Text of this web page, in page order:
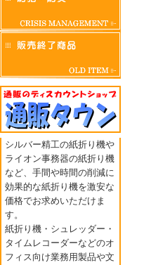
シルバー精工の紙折り機や
ライオン事務器の紙折り機
など、手間や時間の削減に
効果的な紙折り機を激安な
価格でお求めいただけま
す。
紙折り機・シュレッダー・
タイムレコーダーなどのオ
フィス向け業務用製品や文